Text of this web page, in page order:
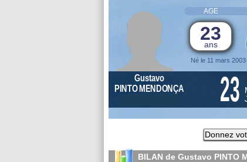
AGE
23
ans
Né le 11 mars
Gustavo
PINTO MENDONÇA
23
Donnez
BILAN de Gustavo PINTO